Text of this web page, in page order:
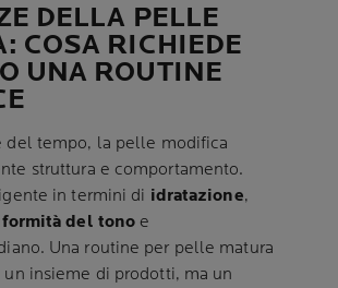
DELLA PELLE
COSA RICHIEDE
UNA ROUTINE
del tempo, la pelle modifica
struttura e comportamento.
in termini di idratazione,
del tono e
Una routine per pelle matura
insieme di prodotti, ma un